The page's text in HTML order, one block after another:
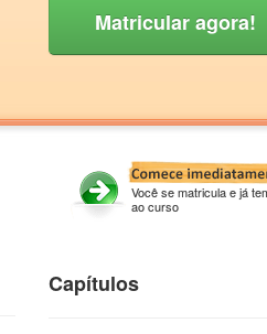
Matricular agora!
Você se matricula e já
ao curso
Capítulos